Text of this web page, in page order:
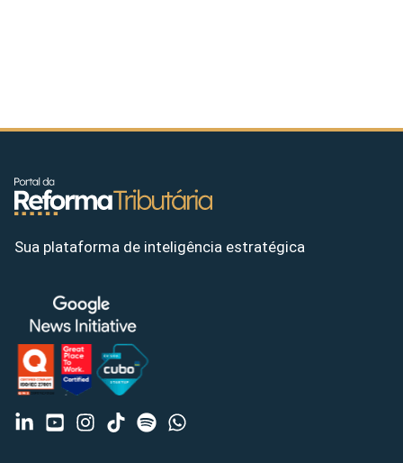
Sua plataforma de inteligência estratégica